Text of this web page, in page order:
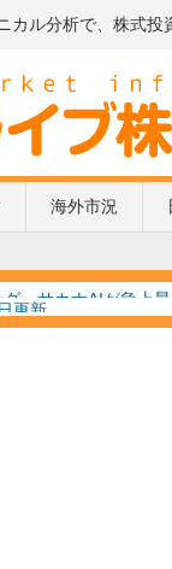
カル分析で、株式投
海外市況
更新
新